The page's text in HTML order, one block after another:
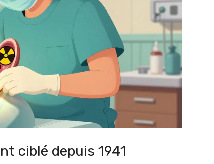
ciblé depuis 1941